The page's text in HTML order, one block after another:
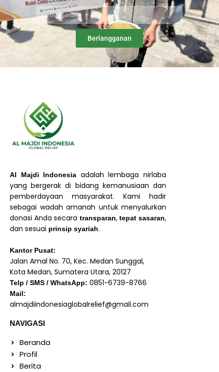
Al Majdi Indonesia adalah lembaga nirlaba
yang bergerak di bidang kemanusiaan dan
pemberdayaan masyarakat. Kami hadir
sebagai wadah amanah untuk menyalurkan
donasi Anda secara transparan, tepat sasaran,
dan sesuai prinsip syariah.
Kantor Pusat:
Jalan Amal No. 70, Kec. Medan Sunggal,
Kota Medan, Sumatera Utara, 20127
Telp / SMS / WhatsApp: 0851-6739-8766
Mail:
almajdiindonesiaglobalrelief@gmail.com
NAVIGASI
Beranda
Profil
Berita